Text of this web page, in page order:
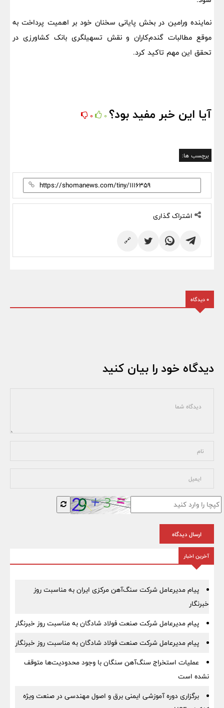
نماینده ورامین در بخش پایانی سخنان خود بر اهمیت پرداخت به
‌موقع مطالبات گندم‌کاران و نقش تسهیلگری بانک کشاورزی در
تحقق این مهم تاکید کرد.
آیا این خبر مفید بود؟ 0
0
برچسب ها:
اشتراک گذاری
🔗
0 دیدگاه
دیدگاه خود را بیان کنید
ارسال دیدگاه
آخرین اخبار
پیام مدیرعامل شرکت سنگ‌آهن مرکزی ایران به مناسبت روز
خبرنگار
پیام مدیرعامل شرکت صنعت فولاد شادگان به مناسبت روز خبرنگار
پیام مدیرعامل شرکت صنعت فولاد شادگان به مناسبت روز خبرنگار
عملیات استخراج سنگ‌آهن سنگان با وجود محدودیت‌ها متوقف
نشده است
برگزاری دوره آموزشی ایمنی برق و اصول مهندسی در صنعت ویژه